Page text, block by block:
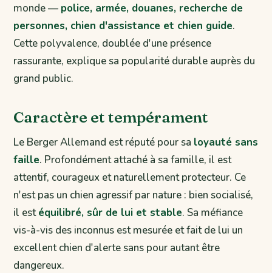
monde — police, armée, douanes, recherche de
personnes, chien d'assistance et chien guide.
Cette polyvalence, doublée d'une présence
rassurante, explique sa popularité durable auprès du
grand public.
Caractère et tempérament
Le Berger Allemand est réputé pour sa loyauté sans
faille. Profondément attaché à sa famille, il est
attentif, courageux et naturellement protecteur. Ce
n'est pas un chien agressif par nature : bien socialisé,
il estéquilibré, sûr de lui et stable. Sa méfiance
vis-à-vis des inconnus est mesurée et fait de lui un
excellent chien d'alerte sans pour autant être
dangereux.